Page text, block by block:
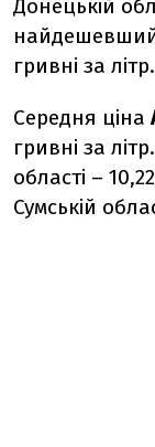
Донецькій
найдешевший
гривні за літр.
Середня ціна
гривні за
області –
Сумській